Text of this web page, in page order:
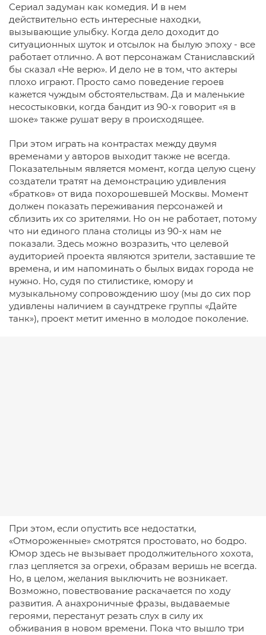
Сериал задуман как комедия. И в нем
действительно есть интересные находки,
вызывающие улыбку. Когда дело доходит до
ситуационных шуток и отсылок на былую эпоху - все
работает отлично. А вот персонажам Станиславский
бы сказал «Не верю». И дело не в том, что актеры
плохо играют. Просто само поведение героев
кажется чуждым обстоятельствам. Да и маленькие
несостыковки, когда бандит из 90-х говорит «я в
шоке» также рушат веру в происходящее.
При этом играть на контрастах между двумя
временами у авторов выходит также не всегда.
Показательным является момент, когда целую сцену
создатели тратят на демонстрацию удивления
«братков» от вида похорошевшей Москвы. Момент
должен показать переживания персонажей и
сблизить их со зрителями. Но он не работает, потому
что ни единого плана столицы из 90-х нам не
показали. Здесь можно возразить, что целевой
аудиторией проекта являются зрители, заставшие те
времена, и им напоминать о былых видах города не
нужно. Но, судя по стилистике, юмору и
музыкальному сопровождению шоу (мы до сих пор
удивлены наличием в саундтреке группы «Дайте
танк»), проект метит именно в молодое поколение.
При этом, если опустить все недостатки,
«Отмороженные» смотрятся простовато, но бодро.
Юмор здесь не вызывает продолжительного хохота,
глаз цепляется за огрехи, образам веришь не всегда.
Но, в целом, желания выключить не возникает.
Возможно, повествование раскачается по ходу
развития. А анахроничные фразы, выдаваемые
героями, перестанут резать слух в силу их
обживания в новом времени. Пока что вышло три